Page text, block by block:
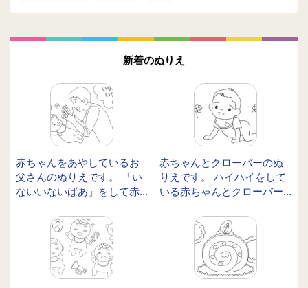
新着のぬりえ
赤ちゃんをあやしているお
父さんのぬりえです。 「い
ないいないばあ」をして赤...
赤ちゃんとクローバーのぬ
りえです。 ハイハイをして
いる赤ちゃんとクローバー...